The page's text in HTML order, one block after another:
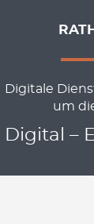
Digitale
um
Digital –